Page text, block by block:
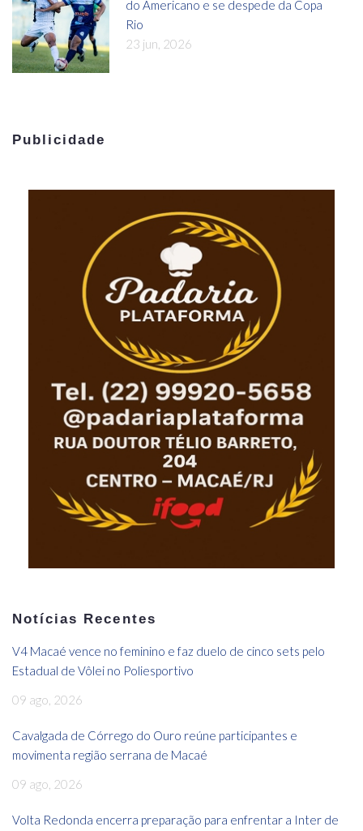
do Americano e se despede da Copa
Rio
23 jun, 2026
Publicidade
Notícias Recentes
V4 Macaé vence no feminino e faz duelo de cinco sets pelo
Estadual de Vôlei no Poliesportivo
09 ago, 2026
Cavalgada de Córrego do Ouro reúne participantes e
movimenta região serrana de Macaé
09 ago, 2026
Volta Redonda encerra preparação para enfrentar a Inter de